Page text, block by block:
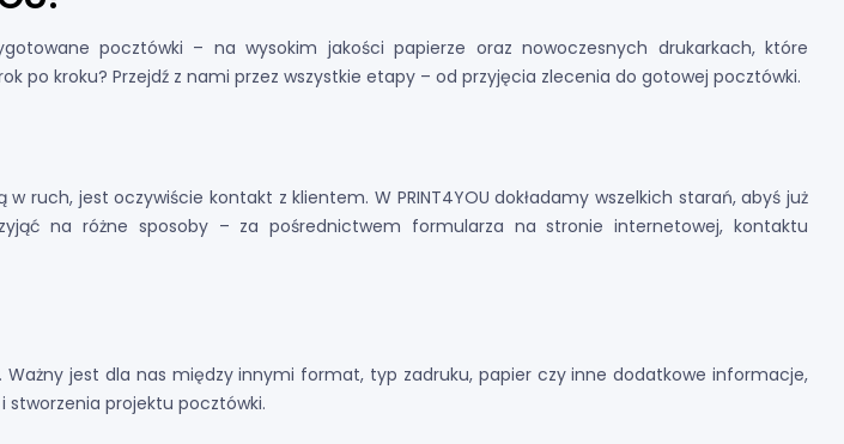
pocztówki – na wysokim jakości papierze oraz nowoczesnych drukarkach, które
po kroku? Przejdź z nami przez wszystkie etapy – od przyjęcia zlecenia do gotowej pocztówki.
ruch, jest oczywiście kontakt z klientem. W PRINT4YOU dokładamy wszelkich starań, abyś już
na różne sposoby – za pośrednictwem formularza na stronie internetowej, kontaktu
jest dla nas między innymi format, typ zadruku, papier czy inne dodatkowe informacje,
stworzenia projektu pocztówki.